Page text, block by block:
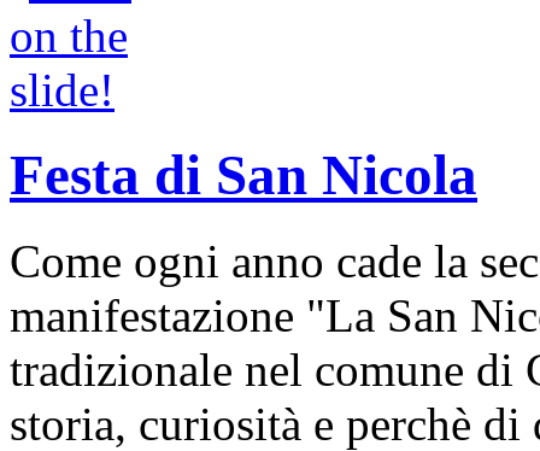
Festa di San Nicola
Come ogni anno cade la
manifestazione "La San
tradizionale nel comune di
storia, curiosità e perchè